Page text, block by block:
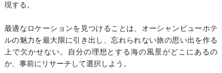
現する。
最適なロケーションを見つけることは、オーシャンビューホテ
ルの魅力を最大限に引き出し、忘れられない旅の思い出を作る
上で欠かせない。自分の理想とする海の風景がどこにあるの
か、事前にリサーチして選択しよう。